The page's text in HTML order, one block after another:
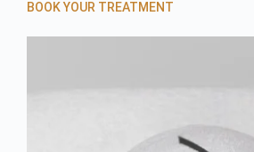
BOOK YOUR TREATMENT